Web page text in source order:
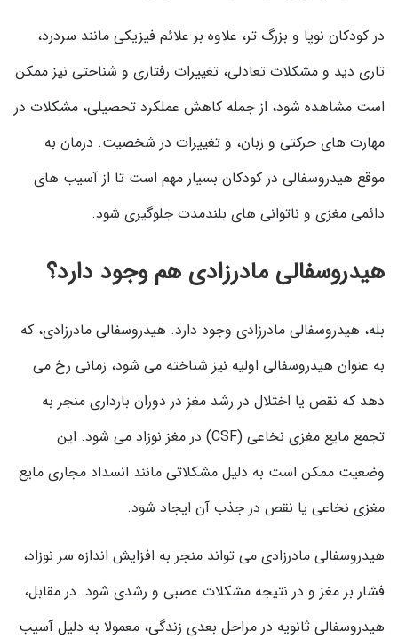
در کودکان نوپا و بزرگ‌ تر، علاوه بر علائم فیزیکی مانند سردرد،
تاری دید و مشکلات تعادلی، تغییرات رفتاری و شناختی نیز ممکن
است مشاهده شود، از جمله کاهش عملکرد تحصیلی، مشکلات در
مهارت های حرکتی و زبان، و تغییرات در شخصیت. درمان به
موقع هیدروسفالی در کودکان بسیار مهم است تا از آسیب های
دائمی مغزی و ناتوانی های بلندمدت جلوگیری شود.
هیدروسفالی مادرزادی هم وجود دارد؟
بله، هیدروسفالی مادرزادی وجود دارد. هیدروسفالی مادرزادی، که
به عنوان هیدروسفالی اولیه نیز شناخته می شود، زمانی رخ می
دهد که نقص یا اختلال در رشد مغز در دوران بارداری منجر به
تجمع مایع مغزی نخاعی (CSF) در مغز نوزاد می شود. این
وضعیت ممکن است به دلیل مشکلاتی مانند انسداد مجاری مایع
مغزی نخاعی یا نقص در جذب آن ایجاد شود.
هیدروسفالی مادرزادی می تواند منجر به افزایش اندازه سر نوزاد،
فشار بر مغز و در نتیجه مشکلات عصبی و رشدی شود. در مقابل،
هیدروسفالی ثانویه در مراحل بعدی زندگی، معمولا به دلیل آسیب